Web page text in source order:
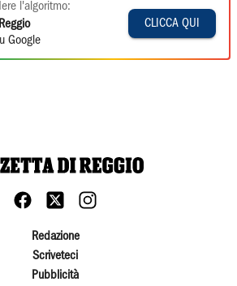
l'algoritmo:
Google
CLICCA QUI
Redazione
Scriveteci
Pubblicità